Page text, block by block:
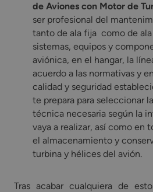
de Aviones con Motor de
ser profesional del
tanto de ala fija como de
sistemas, equipos y
aviónica, en el hangar, la
acuerdo a las normativas y
calidad y seguridad
te prepara para seleccionar
técnica necesaria según la
vaya a realizar, así como en
el almacenamiento y
turbina y hélices del avión.
Tras acabar cualquiera de